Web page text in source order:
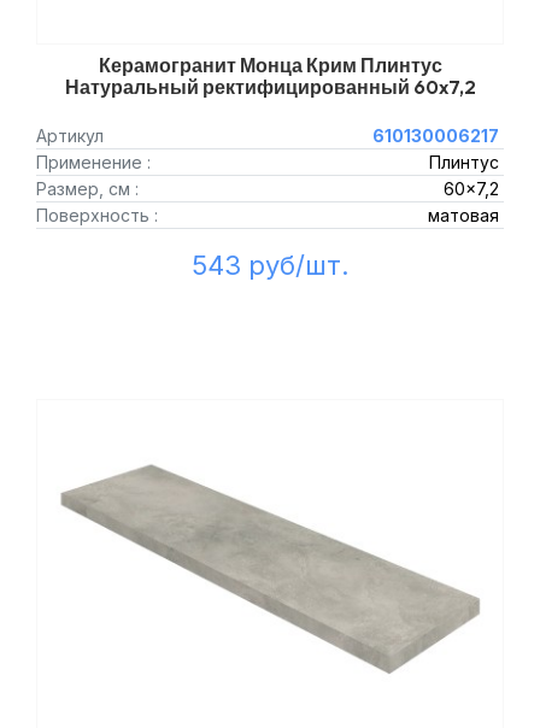
Керамогранит Монца Крим Плинтус
Натуральный ректифицированный 60x7,2
Артикул
610130006217
Применение :
Плинтус
Размер, см :
60x7,2
Поверхность :
матовая
543 руб/шт.